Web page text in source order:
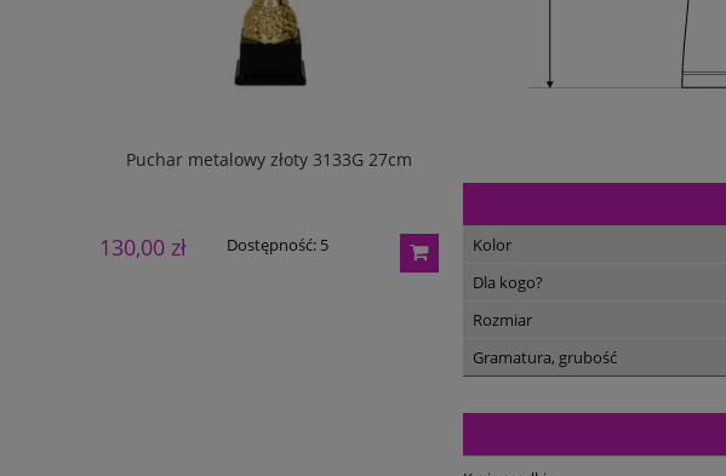
Puchar metalowy złoty 3133G 27cm
130,00 zł Dostępność: 5 165,00 zł
Kolor
Dla kogo?
Rozmiar
Gramatura, grubość